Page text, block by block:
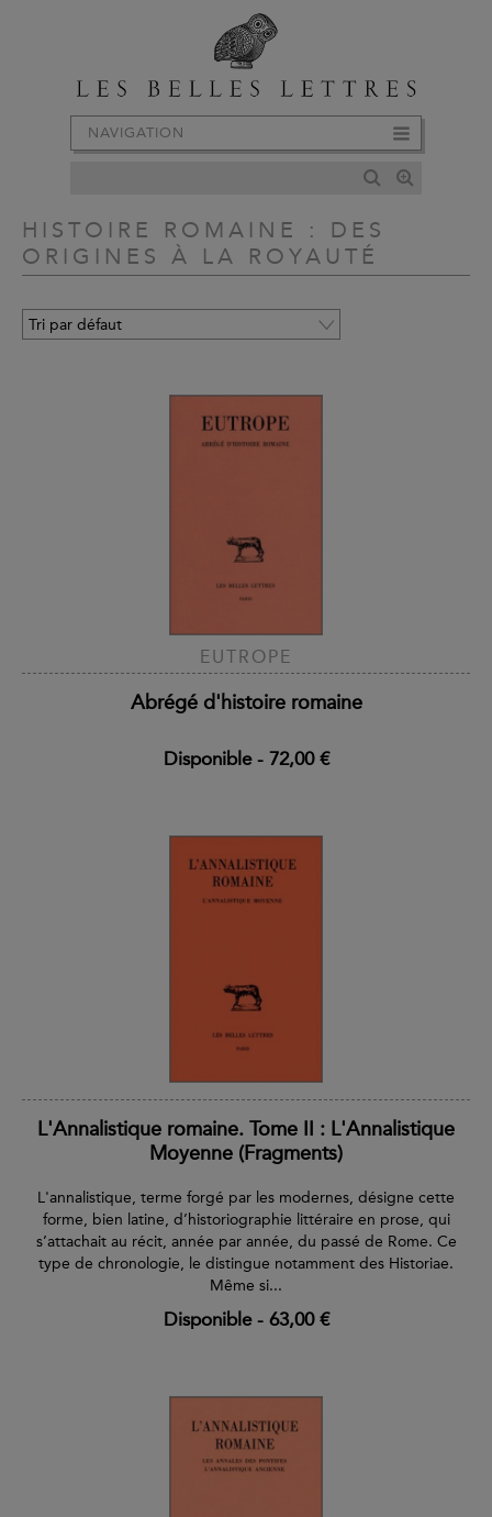
NAVIGATION
HISTOIRE ROMAINE : DES
ORIGINES À LA ROYAUTÉ
EUTROPE
Abrégé d'histoire romaine
Disponible- 72,00 €
L'Annalistique romaine. Tome II : L'Annalistique
Moyenne (Fragments)
L'annalistique, terme forgé par les modernes, désigne cette
forme, bien latine, d’historiographie littéraire en prose, qui
s’attachait au récit, année par année, du passé de Rome. Ce
type de chronologie, le distingue notamment des Historiae.
Même si...
Disponible- 63,00 €